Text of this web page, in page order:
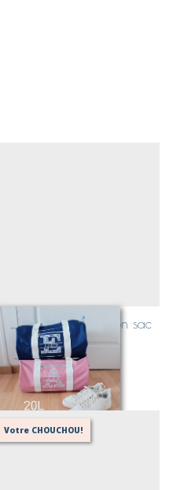
quelle taille pour mon sac
polochon? 2
Sur demande
Votre CHOUCHOU!